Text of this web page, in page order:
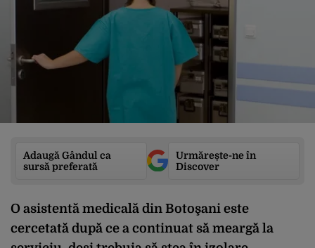
Adaugă Gândul ca
sursă preferată
Urmărește-ne în
Discover
O asistentă medicală din Botoşani este
cercetată după ce a continuat să meargă la